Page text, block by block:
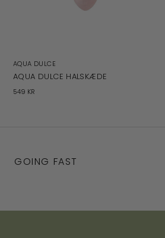
AQUA DULCE
AQUA DULCE HALSKÆDE
549 KR
GOING FAST